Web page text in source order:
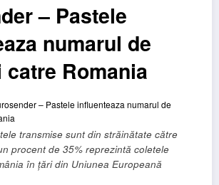
– Pastele
numarul de
Romania
transmise sunt din străinătate către
procent de 35% reprezintă coletele
în țări din Uniunea Europeană